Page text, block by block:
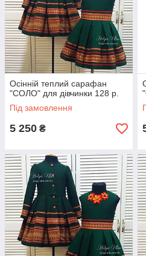
Осінній теплий сарафан
"СОЛО" для дівчинки 128 р.
Під замовлення
5 250 ₴